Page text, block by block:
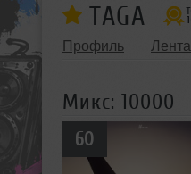
TAGA
Профиль Лента
Микс: 10000
60